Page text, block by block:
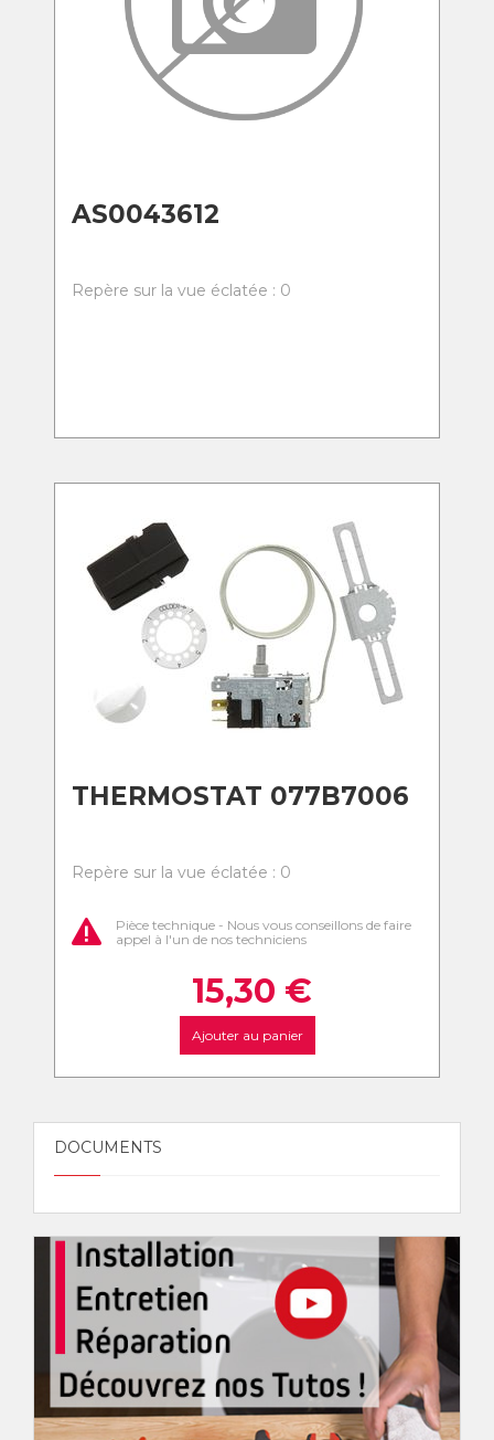
AS0043612
Repère sur la vue éclatée : 0
THERMOSTAT 077B7006
Repère sur la vue éclatée : 0
Pièce technique - Nous vous conseillons de faire
appel à l'un de nos techniciens
15,30 €
Ajouter au panier
DOCUMENTS